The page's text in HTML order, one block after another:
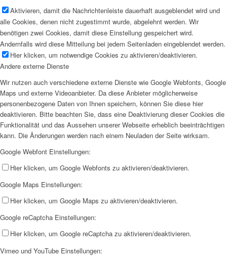
Aktivieren, damit die Nachrichtenleiste dauerhaft ausgeblendet wird und
alle Cookies, denen nicht zugestimmt wurde, abgelehnt werden. Wir
benötigen zwei Cookies, damit diese Einstellung gespeichert wird.
Andernfalls wird diese Mitteilung bei jedem Seitenladen eingeblendet werden.
Hier klicken, um notwendige Cookies zu aktivieren/deaktivieren.
Andere externe Dienste
Wir nutzen auch verschiedene externe Dienste wie Google Webfonts, Google
Maps und externe Videoanbieter. Da diese Anbieter möglicherweise
personenbezogene Daten von Ihnen speichern, können Sie diese hier
deaktivieren. Bitte beachten Sie, dass eine Deaktivierung dieser Cookies die
Funktionalität und das Aussehen unserer Webseite erheblich beeinträchtigen
kann. Die Änderungen werden nach einem Neuladen der Seite wirksam.
Google Webfont Einstellungen:
Hier klicken, um Google Webfonts zu aktivieren/deaktivieren.
Google Maps Einstellungen:
Hier klicken, um Google Maps zu aktivieren/deaktivieren.
Google reCaptcha Einstellungen:
Hier klicken, um Google reCaptcha zu aktivieren/deaktivieren.
Vimeo und YouTube Einstellungen: